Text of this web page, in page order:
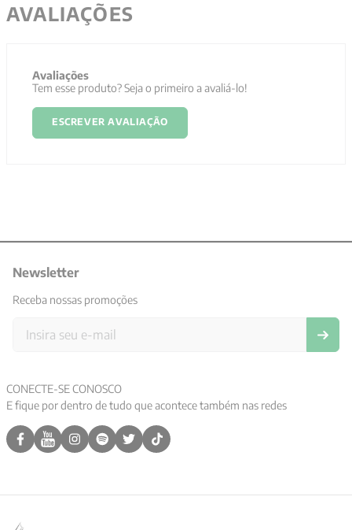
AVALIAÇÕES
Avaliações
Tem esse produto? Seja o primeiro a avaliá-lo!
ESCREVER AVALIAÇÃO
Newsletter
Receba nossas promoções
CONECTE-SE CONOSCO
E fique por dentro de tudo que acontece também nas redes